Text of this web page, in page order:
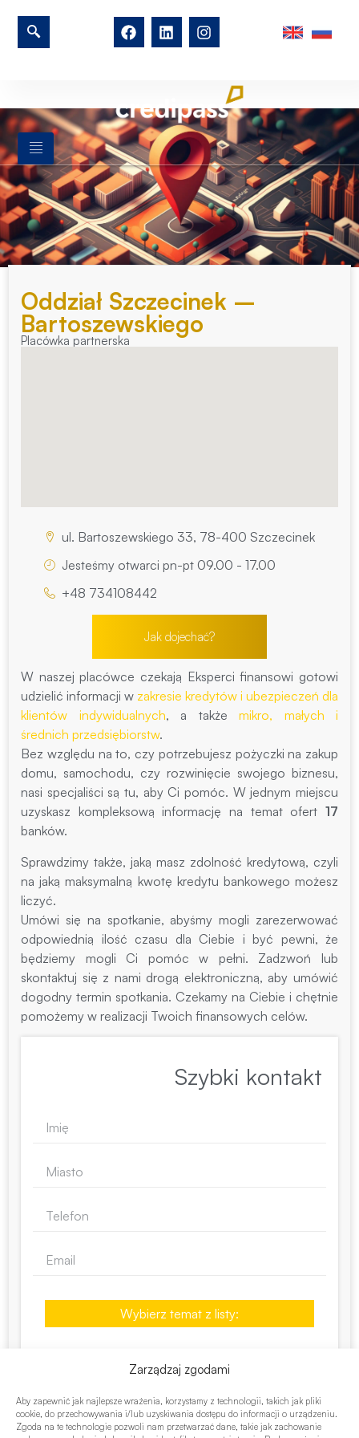
Zarządzaj zgodami
Aby zapewnić jak najlepsze wrażenia, korzystamy z technologii, takich jak pliki
cookie, do przechowywania i/lub uzyskiwania dostępu do informacji o urządzeniu.
Zgoda na te technologie pozwoli nam przetwarzać dane, takie jak zachowanie
Oddział Szczecinek –
Bartoszewskiego
Placówka partnerska
ul. Bartoszewskiego 33, 78-400 Szczecinek
Jesteśmy otwarci pn-pt 09.00 - 17.00
+48 734108442
Jak dojechać?
W naszej placówce czekają Eksperci finansowi gotowi
udzielić informacji w zakresie kredytów i ubezpieczeń dla
klientów indywidualnych, a także mikro, małych i
średnich przedsiębiorstw.
Bez względu na to, czy potrzebujesz pożyczki na zakup
domu, samochodu, czy rozwinięcie swojego biznesu,
nasi specjaliści są tu, aby Ci pomóc. W jednym miejscu
uzyskasz kompleksową informację na temat ofert 17
banków.
Sprawdzimy także, jaką masz zdolność kredytową, czyli
na jaką maksymalną kwotę kredytu bankowego możesz
liczyć.
Umówi się na spotkanie, abyśmy mogli zarezerwować
odpowiednią ilość czasu dla Ciebie i być pewni, że
będziemy mogli Ci pomóc w pełni. Zadzwoń lub
skontaktuj się z nami drogą elektroniczną, aby umówić
dogodny termin spotkania. Czekamy na Ciebie i chętnie
pomożemy w realizacji Twoich finansowych celów.
Szybki kontakt
Wybierz temat z listy: